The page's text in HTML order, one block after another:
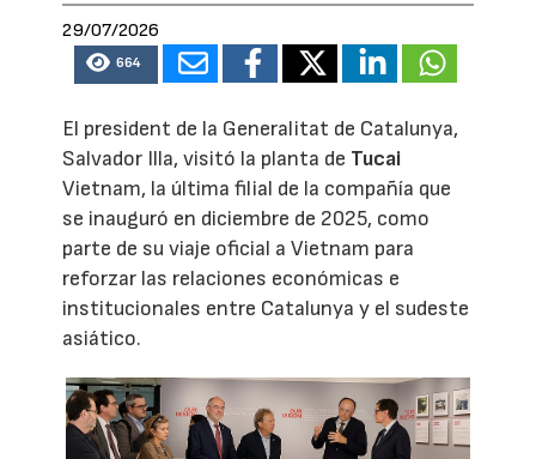
29/07/2026
664
El president de la Generalitat de Catalunya,
Salvador Illa, visitó la planta de Tucai
Vietnam, la última filial de la compañía que
se inauguró en diciembre de 2025, como
parte de su viaje oficial a Vietnam para
reforzar las relaciones económicas e
institucionales entre Catalunya y el sudeste
asiático.